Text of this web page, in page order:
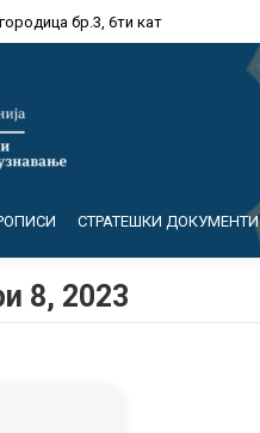
бр.3, 6ти кат
СТРАТЕШКИ ДОКУМЕНТИ
8, 2023